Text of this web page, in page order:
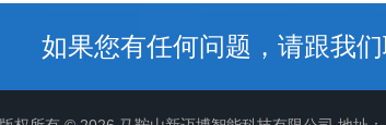
如果您有任何问题，请跟我们